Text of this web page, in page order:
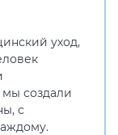
уход,
создали
с